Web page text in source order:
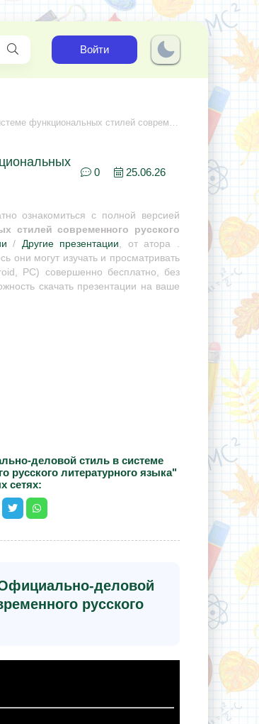
Войти
стилей современного русского литературного языка
0 25.06.26
ознакомиться с полной версией
стилей современного русского
/ Другие презентации, от атора .
они могут изучать и просматривать
PC) совершенно бесплатно, без
скачать презентации на ваше
деловой стиль в системе
русского литературного языка"
сетях:
деловой
русского